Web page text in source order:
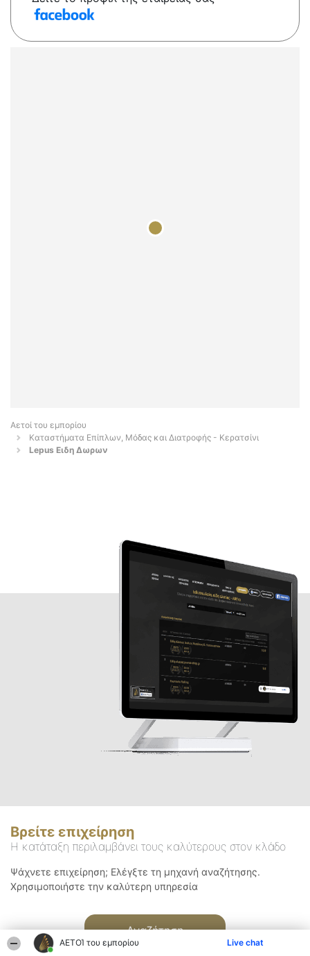
ΑΕΤΟΊ του εμπορίου Live chat
Αετοί του εμπορίου
Καταστήματα Επίπλων, Μόδας και Διατροφής - Κερατσίνι
Lepus Ειδη Δωρων
Βρείτε επιχείρηση
Η κατάταξη περιλαμβάνει τους καλύτερους στον κλάδο
Ψάχνετε επιχείρηση; Ελέγξτε τη μηχανή αναζήτησης.
Χρησιμοποιήστε την καλύτερη υπηρεσία
Αναζήτηση